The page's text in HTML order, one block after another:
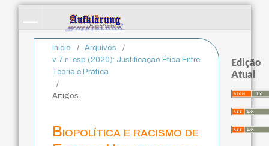
Início / Arquivos
/
v. 7 n. esp (2020): Justificação Ética Entre
Teoria e Prática
/
Artigos
Biopolítica e racismo de
Edição
Atual